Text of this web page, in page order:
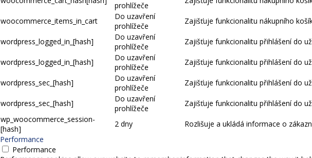
prohlížeče
woocommerce_items_in_cart
Do uzavření
prohlížeče
Zajišťuje funkcionalitu nákupního
wordpress_logged_in_[hash]
Do uzavření
prohlížeče
Zajišťuje funkcionalitu přihlášení do
wordpress_logged_in_[hash]
Do uzavření
prohlížeče
Zajišťuje funkcionalitu přihlášení do
wordpress_sec_[hash]
Do uzavření
prohlížeče
Zajišťuje funkcionalitu přihlášení do
wordpress_sec_[hash]
Do uzavření
prohlížeče
Zajišťuje funkcionalitu přihlášení do
wp_woocommerce_session-
[hash]
2 dny
Rozlišuje a ukládá informace o
Performance
Performance